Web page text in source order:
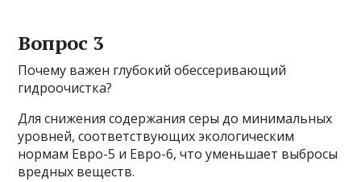
Вопрос 3
Почему важен глубокий обессеривающий
гидроочистка?
Для снижения содержания серы до минимальных
уровней, соответствующих экологическим
нормам Евро-5 и Евро-6, что уменьшает выбросы
вредных веществ.